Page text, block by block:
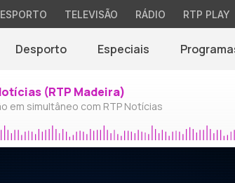
TELEVISÃO RÁDIO RTP PLAY
Desporto Especiais
(RTP Madeira)
em simultâneo com RTP Notícias